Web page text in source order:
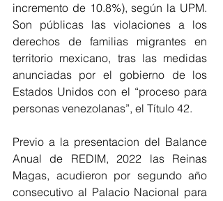
incremento de 10.8%), según la UPM.
Son públicas las violaciones a los
derechos de familias migrantes en
territorio mexicano, tras las medidas
anunciadas por el gobierno de los
Estados Unidos con el “proceso para
personas venezolanas”, el Título 42.
Previo a la presentacion del Balance
Anual de REDIM, 2022 las Reinas
Magas, acudieron por segundo año
consecutivo al Palacio Nacional para